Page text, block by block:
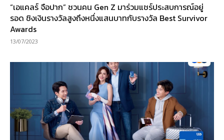
“เอแคลร์ จือปาก” ชวนคน Gen Z มาร่วมแชร์ประสบการณ์อยู่
รอด ชิงเงินรางวัลสูงถึงหนึ่งแสนบาทกับรางวัล Best Survivor
Awards
13/07/2023